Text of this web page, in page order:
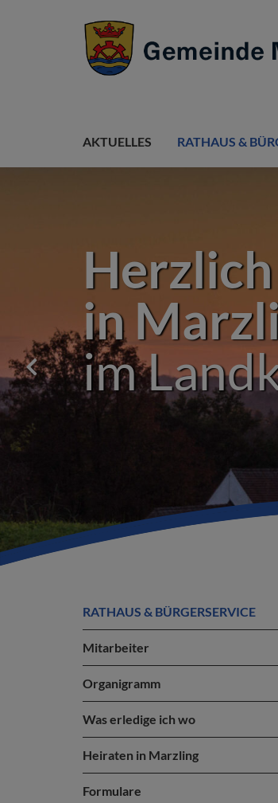
AKTUELLES RATHAUS &
in
im
RATHAUS & BÜRGERSERVICE
Mitarbeiter
Organigramm
Was erledige ich wo
Heiraten in Marzling
Formulare